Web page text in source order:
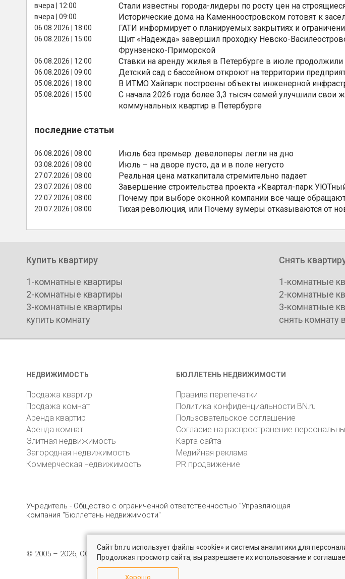
вчера | 12:00 Стали известны города-лидеры по росту цен на
вчера | 09:00 Исторические дома на Каменноостровском готовят к
06.08.2026 | 18:00 ГАТИ информирует о планируемых закрытиях и
06.08.2026 | 15:00
Щит «Надежда» завершил проходку Невско-
Фрунзенско-Приморской
06.08.2026 | 12:00 Ставки на аренду жилья в Петербурге в июле продолжили
06.08.2026 | 09:00 Детский сад с бассейном откроют на территории
05.08.2026 | 18:00 В ИТМО Хайпарк построены объекты инженерной
05.08.2026 | 15:00
С начала 2026 года более 3,3 тысяч семей улучшили свои
коммунальных квартир в Петербурге
последние статьи
06.08.2026 | 08:00 Июль без премьер: девелоперы легли на дно
03.08.2026 | 08:00 Июль – на дворе пусто, да и в поле негусто
27.07.2026 | 08:00 Реальная цена маткапитала стремительно падает
23.07.2026 | 08:00 Завершение строительства проекта «Квартал-парк
22.07.2026 | 08:00 Почему при выборе оконной компании все чаще
20.07.2026 | 08:00 Тихая революция, или Почему зумеры отказываются от
Купить квартиру
1-комнатные квартиры
2-комнатные квартиры
3-комнатные квартиры
купить комнату
Снять
1-комнатные
2-комнатные
3-комнатные
снять комнату
НЕДВИЖИМОСТЬ
Продажа квартир
Продажа комнат
Аренда квартир
Аренда комнат
Элитная недвижимость
Загородная недвижимость
Коммерческая недвижимость
БЮЛЛЕТЕНЬ НЕДВИЖИМОСТИ
Правила перепечатки
Политика конфиденциальности BN.ru
Пользовательское соглашение
Согласие на распространение
Карта сайта
Медийная реклама
PR продвижение
Учредитель - Общество с ограниченной ответственностью "Управляющая
компания "Бюллетень недвижимости"
© 2005 – 2026, ООО «УК «БН» 8 (812) 331-93-56 196105, Санкт-Петербург, пр. Юрия
Сайт bn.ru использует файлы «cookie» и системы аналитики для
Продолжая просмотр сайта, вы разрешаете их использование и
Хорошо